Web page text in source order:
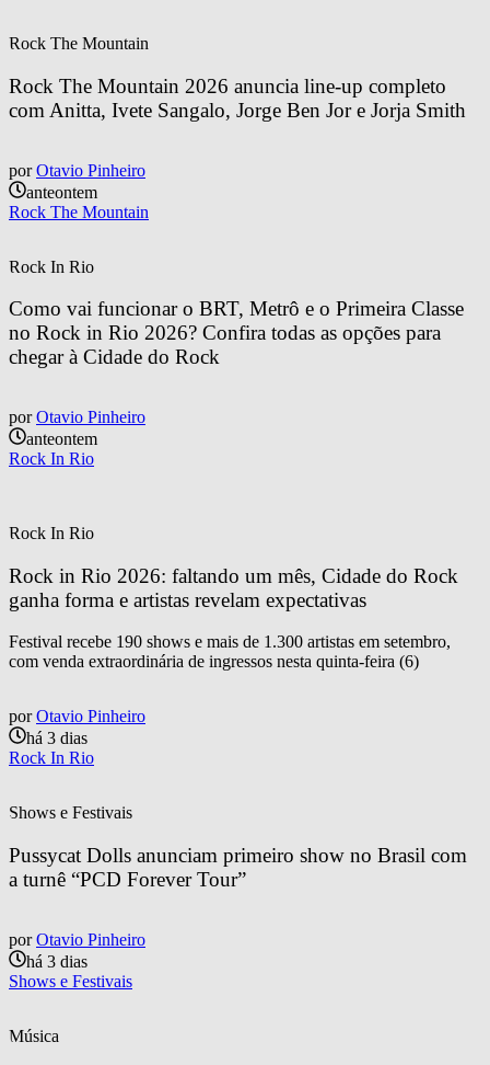
Rock The Mountain
Rock The Mountain 2026 anuncia line-up completo
com Anitta, Ivete Sangalo, Jorge Ben Jor e Jorja Smith
por Otavio Pinheiro
anteontem
Rock The Mountain
Rock In Rio
Como vai funcionar o BRT, Metrô e o Primeira Classe
no Rock in Rio 2026? Confira todas as opções para
chegar à Cidade do Rock
por Otavio Pinheiro
anteontem
Rock In Rio
Rock In Rio
Rock in Rio 2026: faltando um mês, Cidade do Rock
ganha forma e artistas revelam expectativas
Festival recebe 190 shows e mais de 1.300 artistas em setembro,
com venda extraordinária de ingressos nesta quinta-feira (6)
por Otavio Pinheiro
há 3 dias
Rock In Rio
Shows e Festivais
Pussycat Dolls anunciam primeiro show no Brasil com
a turnê “PCD Forever Tour”
por Otavio Pinheiro
há 3 dias
Shows e Festivais
Música